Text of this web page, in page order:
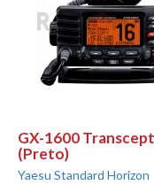
GX-1600
(Preto)
Yaesu Standard Horizon